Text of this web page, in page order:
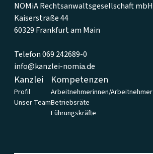
NOMiA Rechtsanwaltsgesellschaft mbH
Kaiserstraße 44
60329 Frankfurt am Main
Telefon 069 242689-0
info@kanzlei-nomia.de
Kanzlei
Profil
Unser Team
Kompetenzen
Arbeitnehmerinnen/Arbeitnehmer
Betriebsräte
Führungskräfte